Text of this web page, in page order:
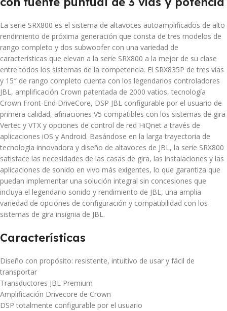
La serie SRX800 es el sistema de altavoces autoamplificados de alto
rendimiento de próxima generación que consta de tres modelos de
rango completo y dos subwoofer con una variedad de
características que elevan a la serie SRX800 a la mejor de su clase
entre todos los sistemas de la competencia. El SRX835P de tres vías
y 15″ de rango completo cuenta con los legendarios controladores
JBL, amplificación Crown patentada de 2000 vatios, tecnología
Crown Front-End DriveCore, DSP JBL configurable por el usuario de
primera calidad, afinaciones V5 compatibles con los sistemas de gira
Vertec y VTX y opciones de control de red HiQnet a través de
aplicaciones iOS y Android. Basándose en la larga trayectoria de
tecnología innovadora y diseño de altavoces de JBL, la serie SRX800
satisface las necesidades de las casas de gira, las instalaciones y las
aplicaciones de sonido en vivo más exigentes, lo que garantiza que
puedan implementar una solución integral sin concesiones que
incluya el legendario sonido y rendimiento de JBL, una amplia
variedad de opciones de configuración y compatibilidad con los
sistemas de gira insignia de JBL.
Características
Diseño con propósito: resistente, intuitivo de usar y fácil de
transportar
Transductores JBL Premium
Amplificación Drivecore de Crown
DSP totalmente configurable por el usuario